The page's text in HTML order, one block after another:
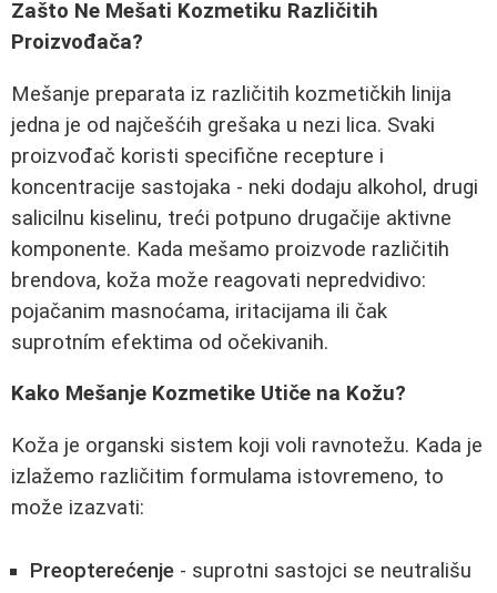
Zašto Ne Mešati Kozmetiku Različitih
Proizvođača?
Mešanje preparata iz različitih kozmetičkih linija
jedna je od najčešćih grešaka u nezi lica. Svaki
proizvođač koristi specifične recepture i
koncentracije sastojaka - neki dodaju alkohol, drugi
salicilnu kiselinu, treći potpuno drugačije aktivne
komponente. Kada mešamo proizvode različitih
brendova, koža može reagovati nepredvidivo:
pojačanim masnoćama, iritacijama ili čak
suprotním efektima od očekivanih.
Kako Mešanje Kozmetike Utiče na Kožu?
Koža je organski sistem koji voli ravnotežu. Kada je
izlažemo različitim formulama istovremeno, to
može izazvati:
Preopterećenje - suprotni sastojci se neutrališu